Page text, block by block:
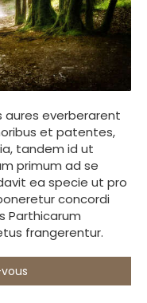
aures everberarent
et patentes,
tandem id ut
primum ad se
ea specie ut pro
concordi
Parthicarum
frangerentur.